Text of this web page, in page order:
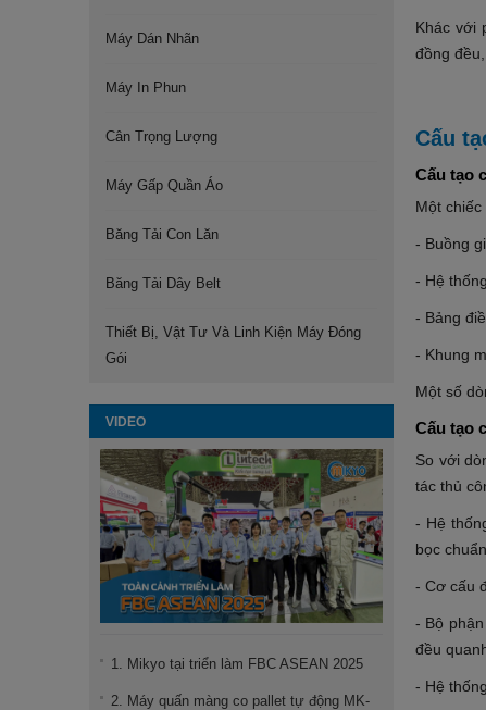
Khác với
đồng
Cấu
Cấu tạo
Một chiếc
- Buồng
- Hệ
- Bảng
- Khung
Một số
Cấu tạo
So với
tác thủ
- Hệ
bọc
- Cơ cấu
- Bộ
đều
- Hệ
Máy Dán Nhãn
Máy In Phun
Cân Trọng Lượng
Máy Gấp Quần Áo
Băng Tải Con Lăn
Băng Tải Dây Belt
Thiết Bị, Vật Tư Và Linh Kiện Máy Đóng
Gói
VIDEO
1. Mikyo tại triển làm FBC ASEAN 2025
2. Máy quấn màng co pallet tự động MK-